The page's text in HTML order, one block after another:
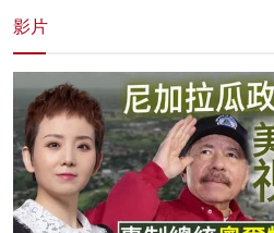
影片